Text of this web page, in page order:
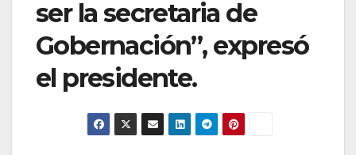
ser la secretaria de
Gobernación”, expresó
el presidente.